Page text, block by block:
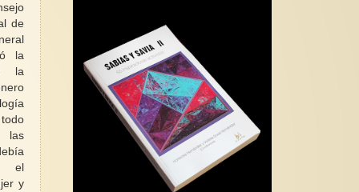
de
la
la
las
el
y